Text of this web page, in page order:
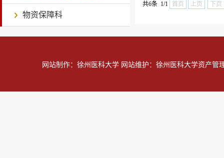
物资保障科
共6条 1/1 首页 上页 下页
网站制作：徐州医科大学 网站维护：徐州医科大学资产